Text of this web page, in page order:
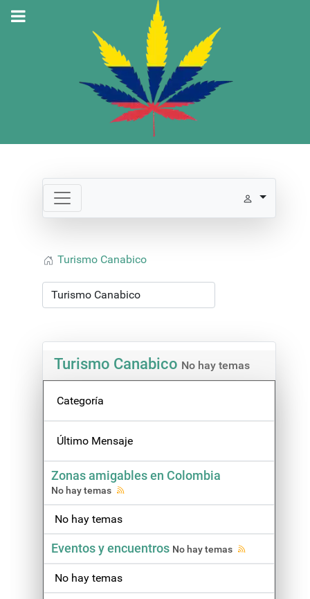
Turismo Canabico
Turismo Canabico No hay temas
Categoría
Último Mensaje
Zonas amigables en Colombia
No hay temas
No hay temas
Eventos y encuentros No hay temas
No hay temas